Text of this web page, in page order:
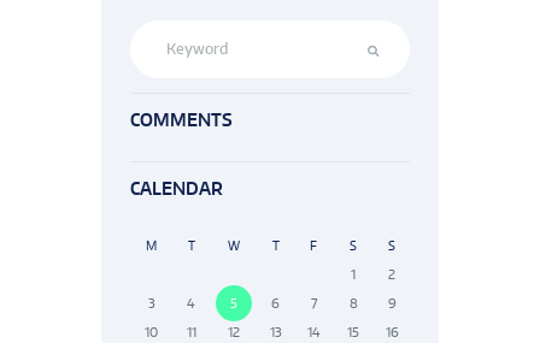
COMMENTS
CALENDAR
M T W T F S S
1
2
3
4 5 6 7 8
9
10
11 12 13 14 15
16